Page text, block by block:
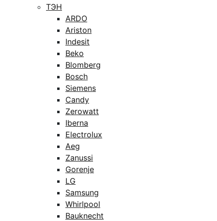
ТЭН
ARDO
Ariston
Indesit
Beko
Blomberg
Bosch
Siemens
Candy
Zerowatt
Iberna
Electrolux
Aeg
Zanussi
Gorenje
LG
Samsung
Whirlpool
Bauknecht